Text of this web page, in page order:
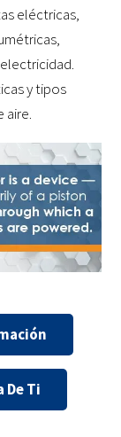
eléctricas,
y tipos
aire.
De Ti